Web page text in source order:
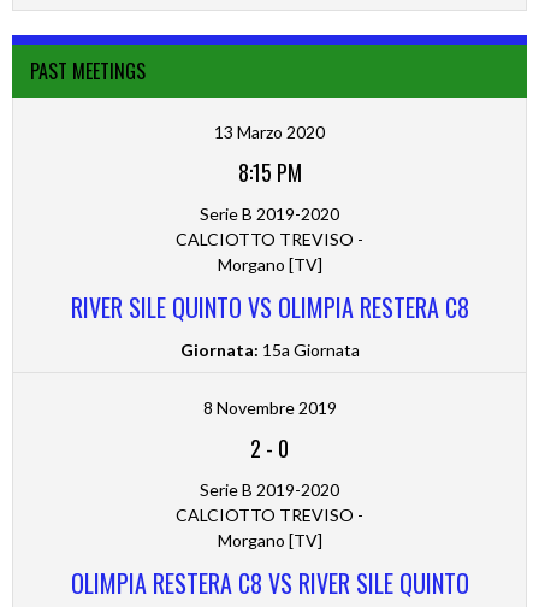
PAST MEETINGS
13 Marzo 2020
8:15 PM
Serie B 2019-2020
CALCIOTTO TREVISO -
Morgano [TV]
RIVER SILE QUINTO VS OLIMPIA RESTERA C8
Giornata: 15a Giornata
8 Novembre 2019
2 - 0
Serie B 2019-2020
CALCIOTTO TREVISO -
Morgano [TV]
OLIMPIA RESTERA C8 VS RIVER SILE QUINTO